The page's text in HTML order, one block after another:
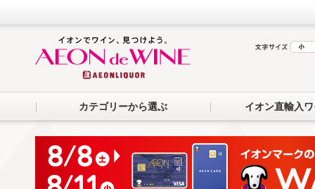
カテゴリーから選ぶ イオン直輸入